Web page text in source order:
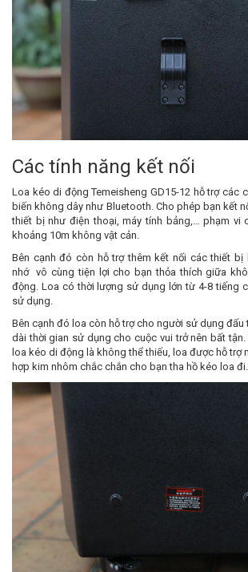
Các tính năng kết nối
Loa kéo di động Temeisheng GD15-12 hỗ trợ các
biến không dây như Bluetooth. Cho phép bạn kết
thiết bị như điện thoại, máy tính bảng,… phạm vi
khoảng 10m không vật cản.
Bên cạnh đó còn hỗ trợ thêm kết nối các thiết bị
nhớ vô cùng tiện lợi cho bạn thỏa thích giữa
động. Loa có thời lượng sử dụng lớn từ 4-8 tiếng
sử dụng.
Bên cạnh đó loa còn hỗ trợ cho người sử dụng đấu
dài thời gian sử dụng cho cuộc vui trở nên bất
loa kéo di động là không thể thiếu, loa được hỗ trợ
hợp kim nhôm chắc chắn cho bạn tha hồ kéo loa đi.